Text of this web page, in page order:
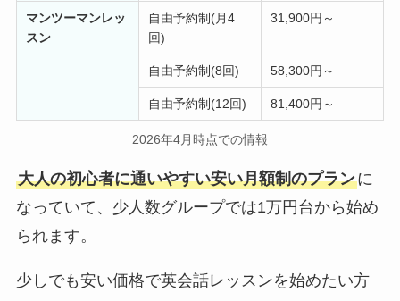
マンツーマンレッ
スン
自由予約制(月4
回)
31,900円～
自由予約制(8回) 58,300円～
自由予約制(12回) 81,400円～
2026年4月時点での情報
大人の初心者に通いやすい安い月額制のプランに
なっていて、少人数グループでは1万円台から始め
られます。
少しでも安い価格で英会話レッスンを始めたい方